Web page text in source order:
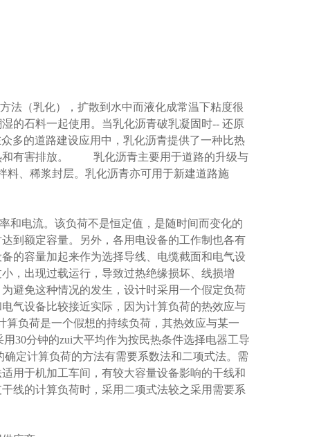
法（乳化），扩散到水中而液化成常温下粘度很
的石料一起使用。当乳化沥青破乳凝固时-- 还原
的道路建设应用中，乳化沥青提供了一种比热
有害排放。
乳化沥青主要用于道路的升级与
、稀浆封层。乳化沥青亦可用于新建道路施
和电流。该负荷不是恒定值，是随时间而变化的
到额定容量。另外，各用电设备的工作制也各有
的容量加起来作为选择导线、电缆截面和电气设
，出现过载运行，导致过热绝缘损坏、线损增
避免这种情况的发生，设计时采用一个假定负荷
气设备比较接近实际，因为计算负荷的热效应与
荷是一个假想的持续负荷，其热效应与某一
用30分钟的zui大平均作为按民热条件选择电器工导
计算负荷的方法有需要系数法和二项式法。需
用于机加工车间，有较大容量设备影响的干线和
线的计算负荷时，采用二项式法较之采用需要系